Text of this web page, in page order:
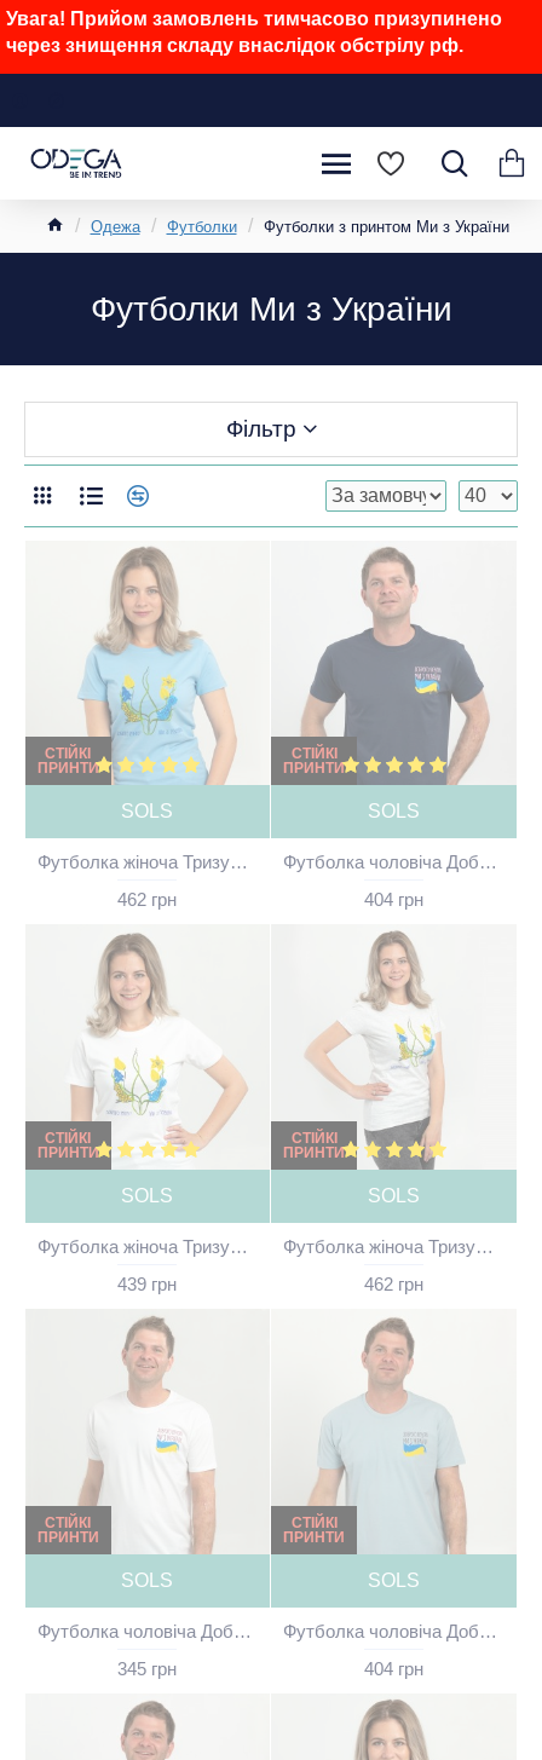
Увага! Прийом замовлень тимчасово призупинено
через знищення складу внаслідок обстрілу рф.
Одежа Футболки Футболки з принтом Ми з України
Футболки Ми з України
Фільтр
СТІЙКІ
ПРИНТИ
SOLS
Футболка жіноча Тризуб з квітами Доброго ранку ми з України блакитна - 11502
462 грн
СТІЙКІ
ПРИНТИ
SOLS
Футболка чоловіча Доброго вечора ми з України темно-синя - 11500
404 грн
СТІЙКІ
ПРИНТИ
SOLS
Футболка жіноча Тризуб з квітами Доброго ранку ми з України біла - 11502
439 грн
СТІЙКІ
ПРИНТИ
SOLS
Футболка жіноча Тризуб з квітами Доброго ранку ми з України світло-меланжева - 11502
462 грн
СТІЙКІ
ПРИНТИ
SOLS
Футболка чоловіча Доброго вечора ми з України біла - 11500
345 грн
СТІЙКІ
ПРИНТИ
SOLS
Футболка чоловіча Доброго вечора ми з України сіро-блакитна - 11500
404 грн